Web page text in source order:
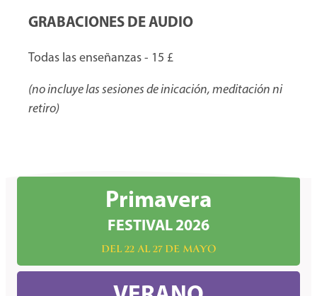
GRABACIONES DE AUDIO
Todas las enseñanzas - 15 £
(no incluye las sesiones de inicación, meditación ni
retiro)
Primavera
FESTIVAL 2026
DEL 22 AL 27 DE MAYO